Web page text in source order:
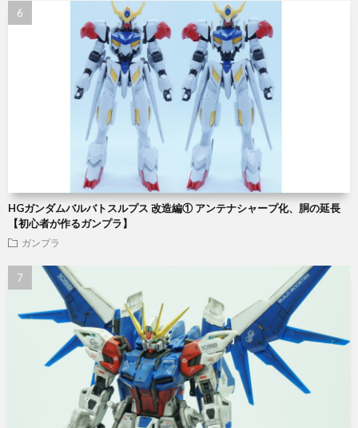
HGガンダムバルバトスルプス 改造編① アンテナシャープ化、胴の延長
【初心者が作るガンプラ】
ガンプラ